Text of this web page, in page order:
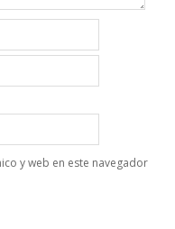
y web en este navegador